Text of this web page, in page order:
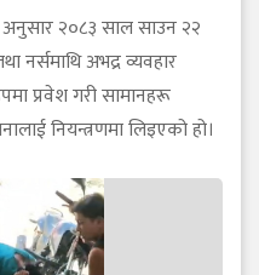
अनुसार २०८३ साल साउन २२
नर्समाथि अभद्र व्यवहार
प्रवेश गरी सामानहरू
नियन्त्रणमा लिइएको हो।